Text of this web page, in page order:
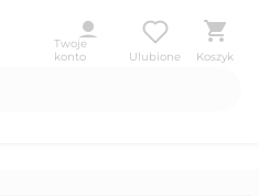
Twoje
konto
Ulubione Koszyk